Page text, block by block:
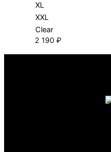
XL
XXL
Clear
2 190 ₽